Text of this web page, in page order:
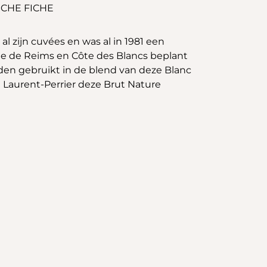
FICHE
cuvées en was al in 1981 een
de Reims en Côte des Blancs beplant
gebruikt in de blend van deze Blanc
Perrier deze Brut Nature